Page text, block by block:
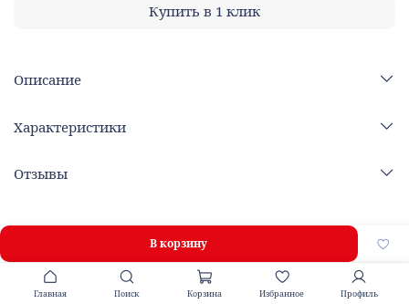
В корзину
Купить в 1 клик
Описание
Характеристики
Отзывы
Главная Поиск Корзина Избранное Профиль